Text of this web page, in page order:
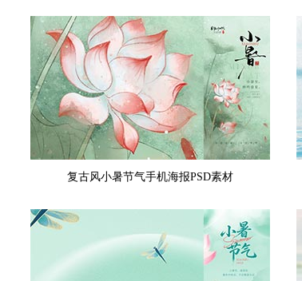
复古风小暑节气手机海报PSD素材